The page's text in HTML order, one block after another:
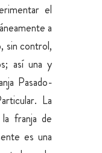
el
a
sin control,
así una y
Pasado-
La
franja de
es una